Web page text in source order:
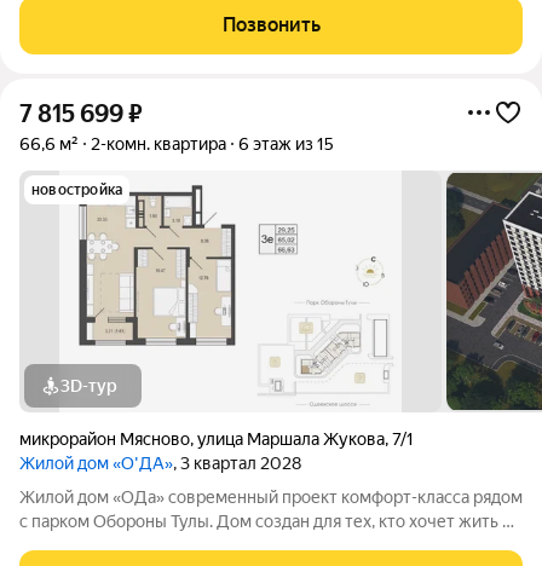
преимущество Дом
Позвонить
7 815 699₽
66,6 м² 2-комн. квартира 6 этаж из 15
новостройка
3D-тур
микрорайон Мясново,улица Маршала Жукова,7/1
Жилой дом «О'ДА», 3 квартал 2028
Жилой дом «ОДа» современный проект комфорт-класса рядом
с парком Обороны Тулы. Дом создан для тех, кто хочет жить в